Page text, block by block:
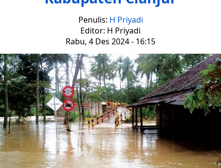
Penulis: H Priyadi
Editor: H Priyadi
Rabu, 4 Des 2024 - 16:15